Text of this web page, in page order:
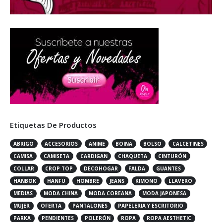
Etiquetas De Productos
ABRIGO ACCESORIOS ANIME BOINA BOLSO
CALCETINES
CAMISA
CAMISETA CARDIGAN CHAQUETA
CINTURÓN
COLLAR
CROP TOP DECOHOGAR FALDA
GUANTES
HANBOK
HANFU HOMBRE JEANS KIMONO
LLAVERO
MEDIAS
MODA CHINA MODA COREANA
MODA JAPONESA
MUJER
OFERTA PANTALONES
PAPELERIA Y ESCRITORIO
PARKA
PENDIENTES POLERÓN ROPA
ROPA AESTHETIC